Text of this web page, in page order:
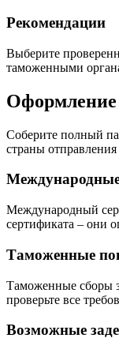
Рекомендации
Выберите
таможенными
Оформление
Соберите полный
страны
Международный
сертификата – они
Таможенные
Таможенные сборы
проверьте все
Возможные